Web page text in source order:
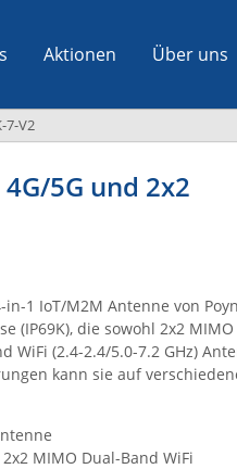
Aktionen Über uns
7-V2
5G und 2x2
in-1 IoT/M2M Antenne von
(IP69K), die sowohl 2x2 MIMO
WiFi (2.4-2.4/5.0-7.2 GHz)
kann sie auf
MIMO Dual-Band WiFi